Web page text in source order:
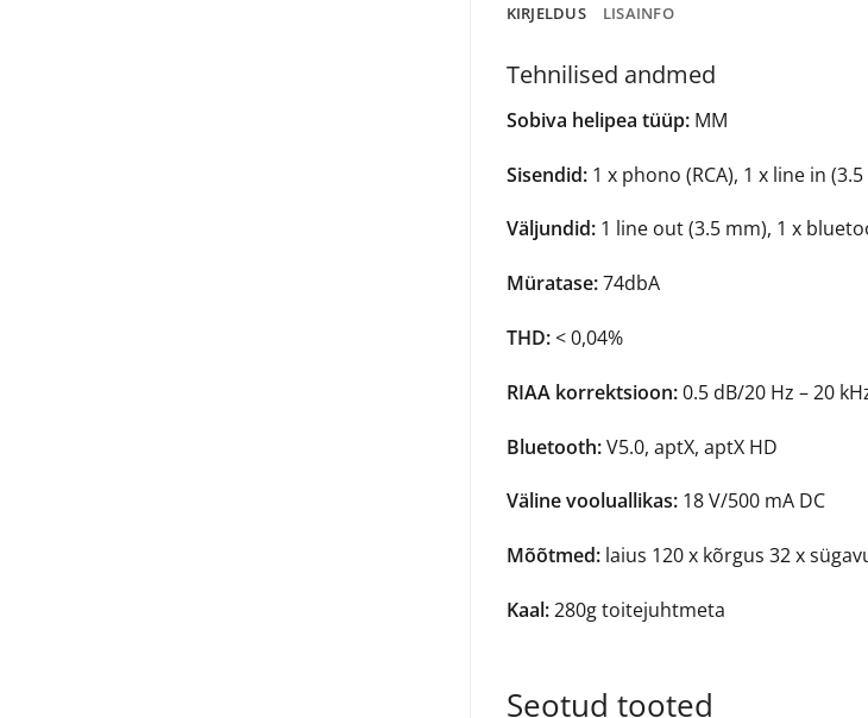
KIRJELDUS LISAINFO
Tehnilised andmed
Sobiva helipea tüüp:MM
Sisendid:1 x phono (RCA), 1 x line in
Väljundid:1 line out (3.5 mm), 1 x
Müratase:74dbA
THD:< 0,04%
RIAA korrektsioon:0.5 dB/20 Hz – 20
Bluetooth:V5.0, aptX, aptX HD
Väline vooluallikas:18 V/500 mA DC
Mõõtmed:laius 120 x kõrgus 32 x
Kaal:280g toitejuhtmeta
Seotud tooted